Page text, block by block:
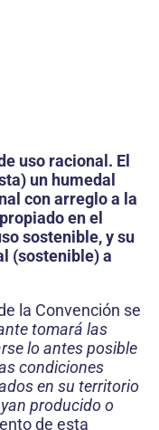
uso racional. El
un humedal
con arreglo a la
en el
sostenible, y su
(sostenible) a
la Convención se
tomará las
lo antes posible
condiciones
en su territorio
producido o
de esta